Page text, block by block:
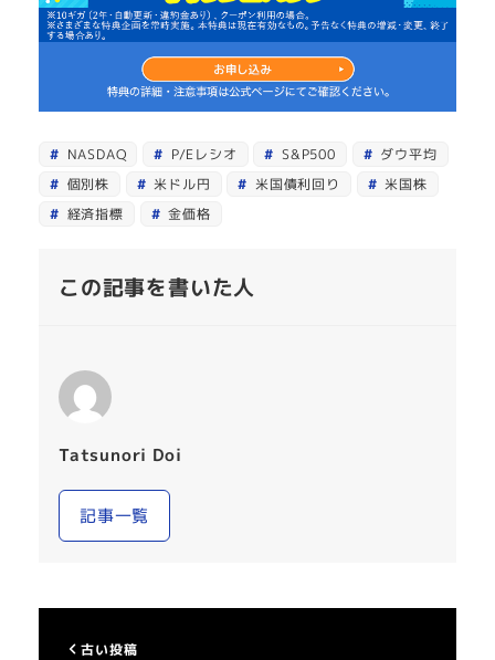
NASDAQ P/Eレシオ S&P500
ダウ平均
個別株
米ドル円 米国債利回り
米国株
経済指標
金価格
この記事を書いた人
Tatsunori Doi
記事一覧
古い投稿